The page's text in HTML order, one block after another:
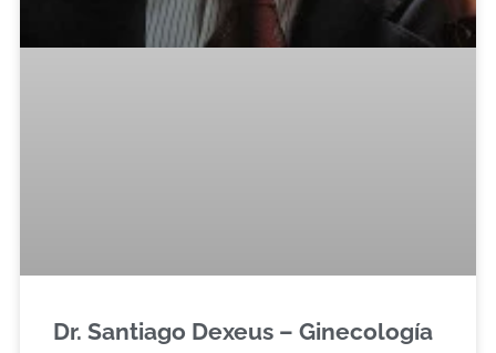
Dr. Santiago Dexeus – Ginecología